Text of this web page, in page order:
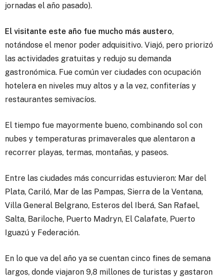
jornadas el año pasado).
El visitante este año fue mucho más austero,
notándose el menor poder adquisitivo. Viajó, pero priorizó
las actividades gratuitas y redujo su demanda
gastronómica. Fue común ver ciudades con ocupación
hotelera en niveles muy altos y a la vez, confiterías y
restaurantes semivacíos.
El tiempo fue mayormente bueno, combinando sol con
nubes y temperaturas primaverales que alentaron a
recorrer playas, termas, montañas, y paseos.
Entre las ciudades más concurridas estuvieron: Mar del
Plata, Cariló, Mar de las Pampas, Sierra de la Ventana,
Villa General Belgrano, Esteros del Iberá, San Rafael,
Salta, Bariloche, Puerto Madryn, El Calafate, Puerto
Iguazú y Federación.
En lo que va del año ya se cuentan cinco fines de semana
largos, donde viajaron 9,8 millones de turistas y gastaron